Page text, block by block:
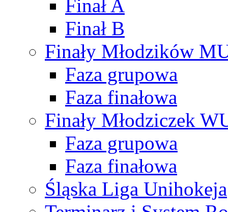
Finał A
Finał B
Finały Młodzików
Faza grupowa
Faza finałowa
Finały Młodziczek
Faza grupowa
Faza finałowa
Śląska Liga Unihokeja